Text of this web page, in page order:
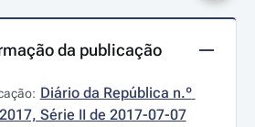
da publicação
Diário da República n.º
Série II de 2017-07-07